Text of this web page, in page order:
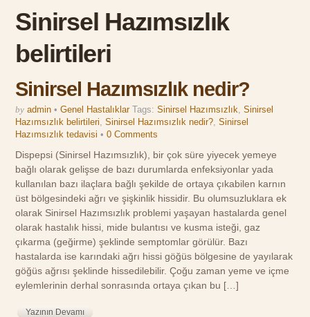
Sinirsel Hazımsızlık
belirtileri
Sinirsel Hazımsızlık nedir?
by admin • Genel Hastalıklar Tags:Sinirsel Hazımsızlık,Sinirsel
Hazımsızlık belirtileri,Sinirsel Hazımsızlık nedir?,Sinirsel
Hazımsızlık tedavisi •0 Comments
Dispepsi (Sinirsel Hazımsızlık), bir çok süre yiyecek yemeye
bağlı olarak gelişse de bazı durumlarda enfeksiyonlar yada
kullanılan bazı ilaçlara bağlı şekilde de ortaya çıkabilen karnın
üst bölgesindeki ağrı ve şişkinlik hissidir. Bu olumsuzluklara ek
olarak Sinirsel Hazımsızlık problemi yaşayan hastalarda genel
olarak hastalık hissi, mide bulantısı ve kusma isteği, gaz
çıkarma (geğirme) şeklinde semptomlar görülür. Bazı
hastalarda ise karındaki ağrı hissi göğüs bölgesine de yayılarak
göğüs ağrısı şeklinde hissedilebilir. Çoğu zaman yeme ve içme
eylemlerinin derhal sonrasında ortaya çıkan bu […]
Yazının Devamı